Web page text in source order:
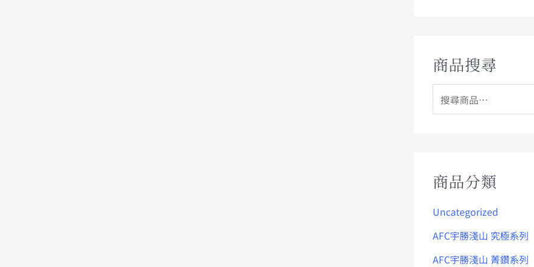
商品搜尋
商品分類
Uncategorized
AFC宇勝淺山 究極系列
AFC宇勝淺山 菁鑽系列